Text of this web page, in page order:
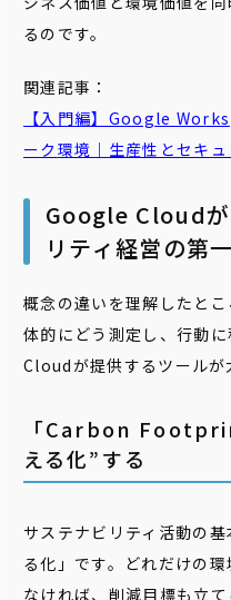
るのです。
関連記事：
【入門編】Google
ーク 環境｜生産性とセキ
Google Cloudが
リティ経営の第
概念の違いを理解したと
体的にどう測定し、行動
Cloudが提供するツールが
「Carbon
える化”する
サステナビリティ活動の
る化」です。どれだけの
なければ、削減目標も立て